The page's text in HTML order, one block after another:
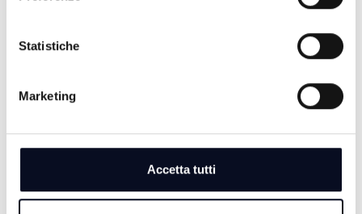
Statistiche
Marketing
Accetta tutti
TG SERA